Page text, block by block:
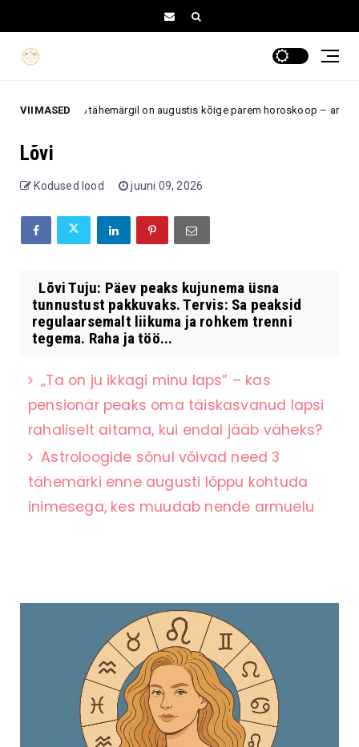
VIIMASED
Neil 5 tähemärgil on augustis kõige parem horoskoop –
Lõvi
Kodused lood juuni 09, 2026
Lõvi Tuju: Päev peaks kujunema üsna
tunnustust pakkuvaks. Tervis: Sa peaksid
regulaarsemalt liikuma ja rohkem trenni
tegema. Raha ja töö...
„Ta on ju ikkagi minu laps” – kas
pensionär peaks oma täiskasvanud lapsi
rahaliselt aitama, kui endal jääb väheks?
Astroloogide sõnul võivad need 3
tähemärki enne augusti lõppu kohtuda
inimesega, kes muudab nende armuelu